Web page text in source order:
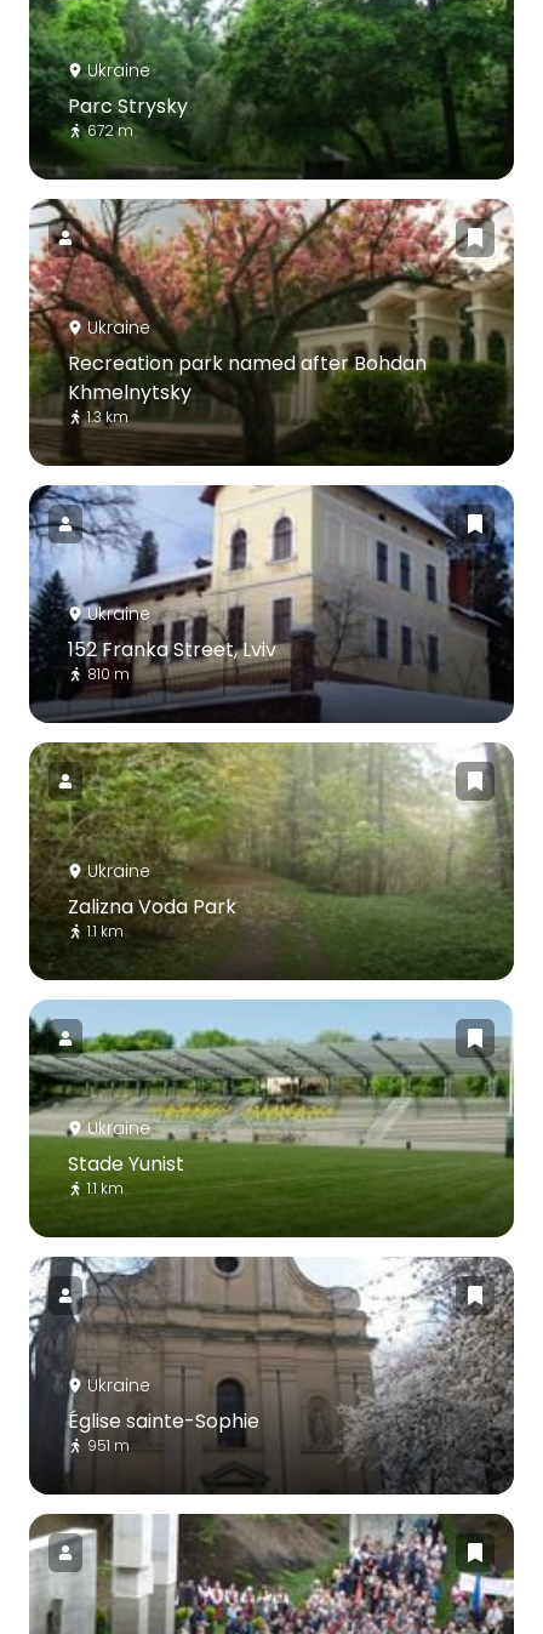
Ukraine
Parc Strysky
672 m
Ukraine
Recreation park named after Bohdan
Khmelnytsky
1.3 km
Ukraine
152 Franka Street, Lviv
810 m
Ukraine
Zalizna Voda Park
1.1 km
Ukraine
Stade Yunist
1.1 km
Ukraine
Église sainte-Sophie
951 m